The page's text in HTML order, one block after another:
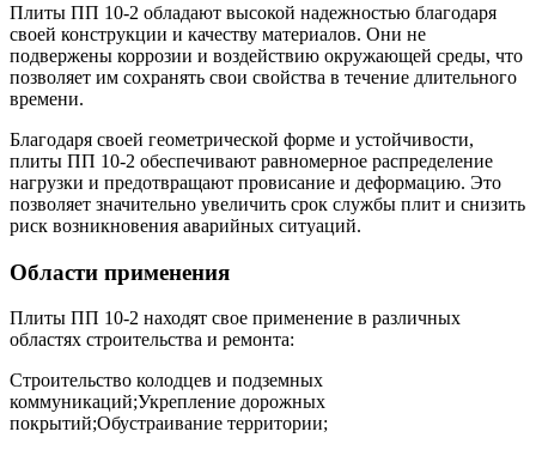
Плиты ПП 10-2 обладают высокой надежностью благодаря
своей конструкции и качеству материалов. Они не
подвержены коррозии и воздействию окружающей среды, что
позволяет им сохранять свои свойства в течение длительного
времени.
Благодаря своей геометрической форме и устойчивости,
плиты ПП 10-2 обеспечивают равномерное распределение
нагрузки и предотвращают провисание и деформацию. Это
позволяет значительно увеличить срок службы плит и снизить
риск возникновения аварийных ситуаций.
Области применения
Плиты ПП 10-2 находят свое применение в различных
областях строительства и ремонта:
Строительство колодцев и подземных
коммуникаций;Укрепление дорожных
покрытий;Обустраивание территории;